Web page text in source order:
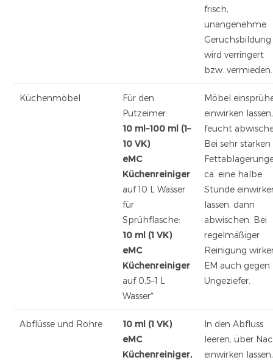
frisch,
unangenehme
Geruchsbildung
wird verringert
bzw. vermieden.
Küchenmöbel
Für den
Putzeimer:
10 ml–100 ml (1–
10 VK)
eMC
Küchenreiniger
auf 10 L Wasser
für
Sprühflasche:
10 ml (1 VK)
eMC
Küchenreiniger
auf 0,5–1 L
Wasser*
Möbel
einwirken lassen,
feucht
Bei sehr starken
ca. eine halbe
Stunde
lassen, dann
abwischen. Bei
regelmäßiger
Reinigung
EM auch gegen
Ungeziefer.
Abflüsse und Rohre
10 ml (1 VK)
eMC
Küchenreiniger,
In den Abfluss
leeren, über
einwirken lassen,